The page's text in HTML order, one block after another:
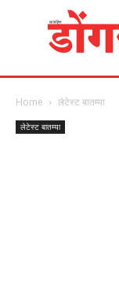
Home लेटेस्ट बातम्या
लेटेस्ट बातम्या